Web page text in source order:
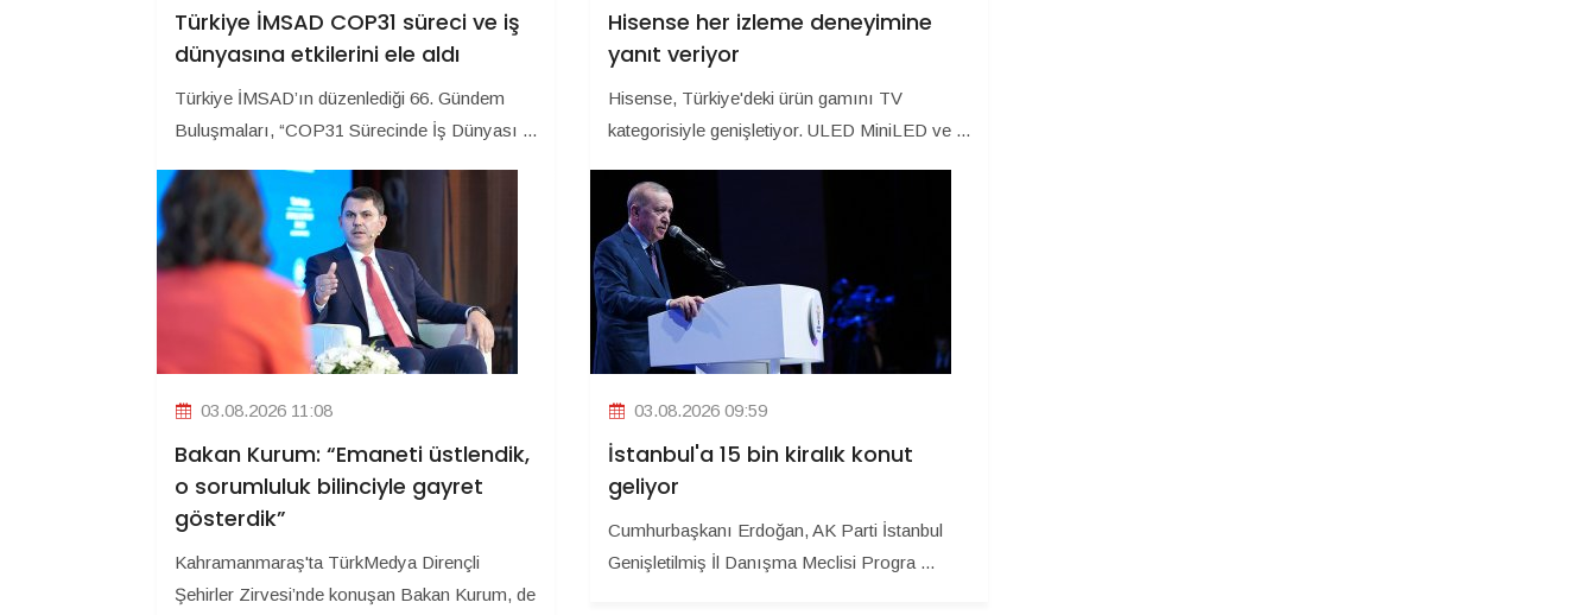
Türkiye İMSAD COP31 süreci ve iş
dünyasına etkilerini ele aldı
Türkiye İMSAD’ın düzenlediği 66. Gündem
Buluşmaları, “COP31 Sürecinde İş Dünyası ...
Hisense her izleme deneyimine
yanıt veriyor
Hisense, Türkiye'deki ürün gamını TV
kategorisiyle genişletiyor. ULED MiniLED ve ...
03.08.2026 11:08
Bakan Kurum: “Emaneti üstlendik,
o sorumluluk bilinciyle gayret
gösterdik”
Kahramanmaraş'ta TürkMedya Dirençli
Şehirler Zirvesi’nde konuşan Bakan Kurum, de
03.08.2026 09:59
İstanbul'a 15 bin kiralık konut
geliyor
Cumhurbaşkanı Erdoğan, AK Parti İstanbul
Genişletilmiş İl Danışma Meclisi Progra ...